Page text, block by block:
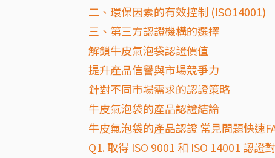
二、環保因素的有效控制 (ISO14001)
三、第三方認證機構的選擇
解鎖牛皮氣泡袋認證價值
提升產品信譽與市場競爭力
針對不同市場需求的認證策略
牛皮氣泡袋的產品認證結論
牛皮氣泡袋的產品認證 常見問題快速
Q1. 取得 ISO 9001 和 ISO 14001 認證